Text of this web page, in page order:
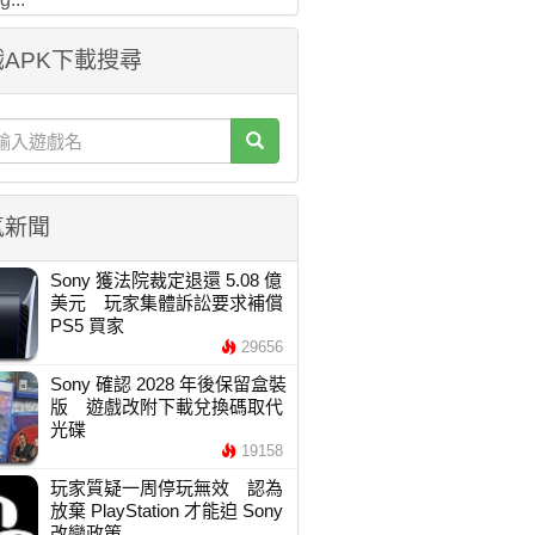
下載搜尋
聞
Sony 獲法院裁定退還 5.08 億
美元 玩家集體訴訟要求補償
PS5 買家
29656
Sony 確認 2028 年後保留盒裝
版 遊戲改附下載兌換碼取代
光碟
19158
玩家質疑一周停玩無效 認為
放棄 PlayStation 才能迫 Sony